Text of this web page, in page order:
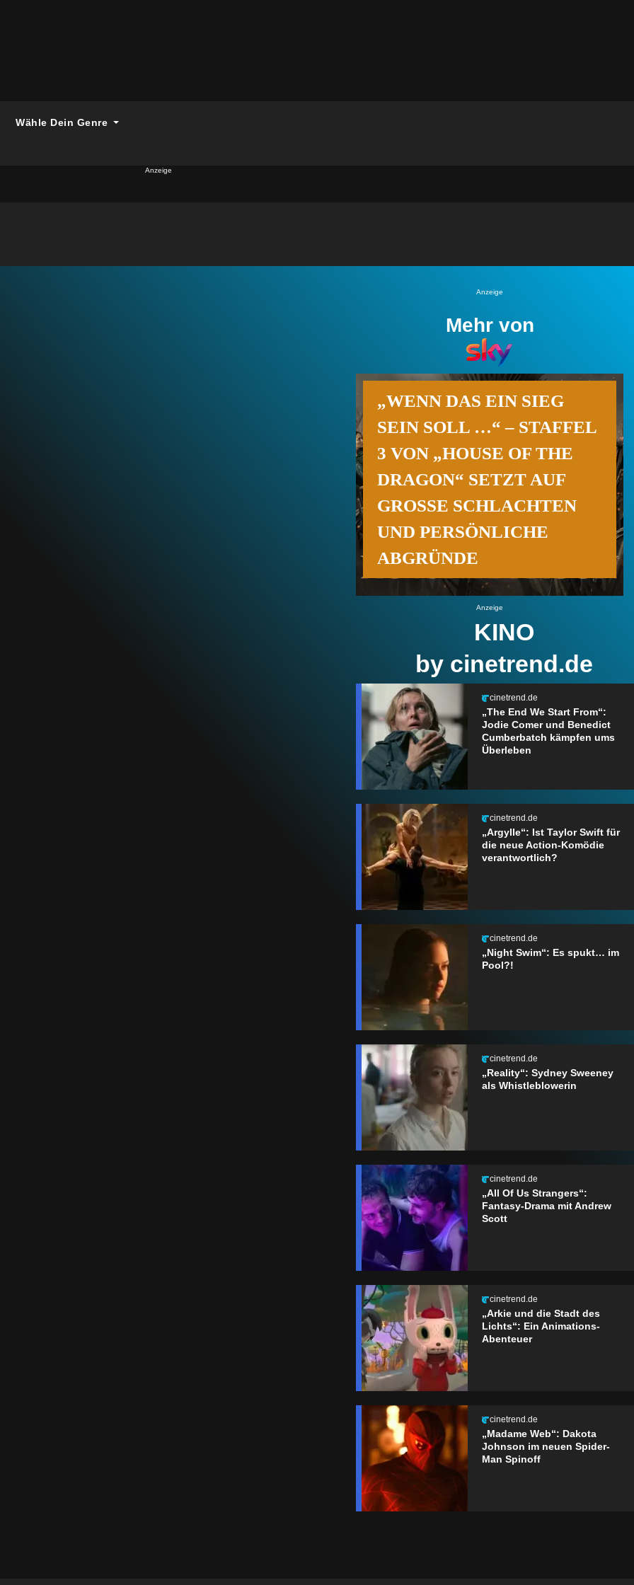
Wähle Dein Genre
Anzeige
Anzeige
Mehr von
„WENN DAS EIN SIEG
SEIN SOLL …“ – STAFFEL
3 VON „HOUSE OF THE
DRAGON“ SETZT AUF
GROSSE SCHLACHTEN U
ND PERSÖNLICHE A
BGRÜNDE
Anzeige
KINO
by cinetrend.de
cinetrend.de
„The End We Start From“:
Jodie Comer und Benedict
Cumberbatch kämpfen ums
Überleben
cinetrend.de
„Argylle“: Ist Taylor Swift für
die neue Action-Komödie
verantwortlich?
cinetrend.de
„Night Swim“: Es spukt… im
Pool?!
cinetrend.de
„Reality“: Sydney Sweeney
als Whistleblowerin
cinetrend.de
„All Of Us Strangers“:
Fantasy-Drama mit Andrew
Scott
cinetrend.de
„Arkie und die Stadt des
Lichts“: Ein Animations-
Abenteuer
cinetrend.de
„Madame Web“: Dakota
Johnson im neuen Spider-
Man Spinoff